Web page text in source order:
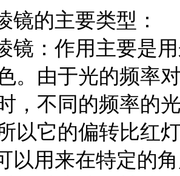
的主要类型：
：作用主要是用
。由于光的频率
，不同的频率的
以它的偏转比红
用来在特定的角